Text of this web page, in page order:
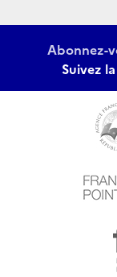
Abonnez-
Suivez